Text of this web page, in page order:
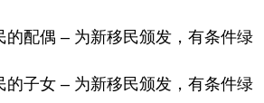
的配偶 – 为新移民颁发，有条件绿
的子女 – 为新移民颁发，有条件绿